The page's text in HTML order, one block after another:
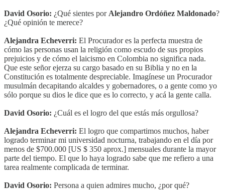
David Osorio: ¿Qué sientes por Alejandro Ordóñez Maldonado?
¿Qué opinión te merece?
Alejandra Echeverri: El Procurador es la perfecta muestra de
cómo las personas usan la religión como escudo de sus propios
prejuicios y de cómo el laicismo en Colombia no significa nada.
Que este señor ejerza su cargo basado en su Biblia y no en la
Constitución es totalmente despreciable. Imagínese un Procurador
musulmán decapitando alcaldes y gobernadores, o a gente como yo
sólo porque su dios le dice que es lo correcto, y acá la gente calla.
David Osorio: ¿Cuál es el logro del que estás más orgullosa?
Alejandra Echeverri: El logro que compartimos muchos, haber
logrado terminar mi universidad nocturna, trabajando en el día por
menos de $700.000 [US $ 350 aprox.] mensuales durante la mayor
parte del tiempo. El que lo haya logrado sabe que me refiero a una
tarea realmente complicada de terminar.
David Osorio: Persona a quien admires mucho, ¿por qué?